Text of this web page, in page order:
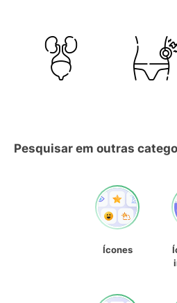
Pesquisar em outras
Ícones